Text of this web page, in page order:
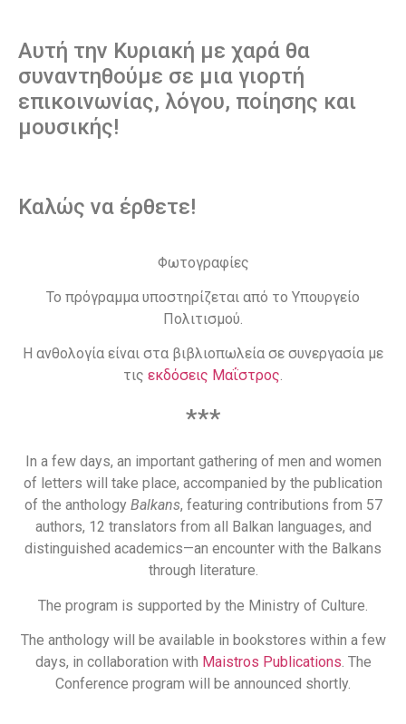
Αυτή την Κυριακή με χαρά θα
συναντηθούμε σε μια γιορτή
επικοινωνίας, λόγου, ποίησης και
μουσικής!
Καλώς να έρθετε!
Φωτογραφίες
Το πρόγραμμα υποστηρίζεται από το Υπουργείο
Πολιτισμού.
Η ανθολογία είναι στα βιβλιοπωλεία σε συνεργασία με
τις εκδόσεις Μαΐστρος.
***
In a few days, an important gathering of men and women
of letters will take place, accompanied by the publication
of the anthology Balkans, featuring contributions from 57
authors, 12 translators from all Balkan languages, and
distinguished academics—an encounter with the Balkans
through literature.
The program is supported by the Ministry of Culture.
The anthology will be available in bookstores within a few
days, in collaboration with Maistros Publications. The
Conference program will be announced shortly.